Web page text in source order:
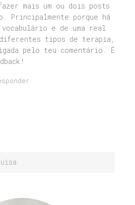
mais um ou dois posts
Principalmente porque há
e de uma real
diferentes tipos de terapia,
pelo teu comentário. É